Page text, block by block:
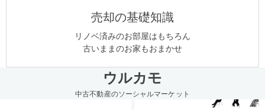
売却の基礎知識
リノベ済みのお部屋はもちろん
古いままのお家もおまかせ
ウルカモ
中古不動産のソーシャルマーケット